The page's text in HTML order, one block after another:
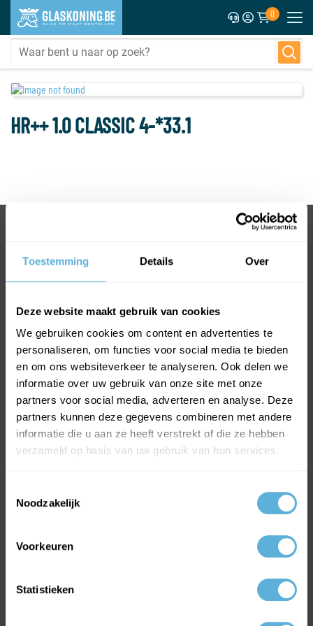
Toestemming Details Over
Deze website maakt gebruik van cookies
We gebruiken cookies om content en advertenties te
personaliseren, om functies voor social media te bieden
en om ons websiteverkeer te analyseren. Ook delen we
informatie over uw gebruik van onze site met onze
partners voor social media, adverteren en analyse. Deze
partners kunnen deze gegevens combineren met andere
informatie die u aan ze heeft verstrekt of die ze hebben
verzameld op basis van uw gebruik van hun services.
Noodzakelijk
Voorkeuren
Statistieken
0
HR++ 1.0 CLASSIC 4-*33.1
VOOR INFORMATIE OF VRAGEN
MEEST VERKOCHTE GLAS
HR++ isolatieglas
Gehard glas
Instagram
Inbraakwerend glas